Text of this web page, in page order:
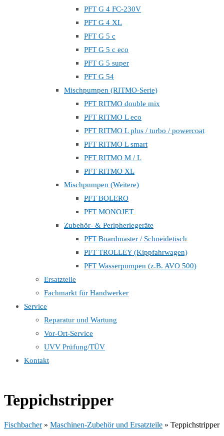
PFT G 4 FC-230V
PFT G 4 XL
PFT G 5 c
PFT G 5 c eco
PFT G 5 super
PFT G 54
Mischpumpen (RITMO-Serie)
PFT RITMO double mix
PFT RITMO L eco
PFT RITMO L plus / turbo / powercoat
PFT RITMO L smart
PFT RITMO M / L
PFT RITMO XL
Mischpumpen (Weitere)
PFT BOLERO
PFT MONOJET
Zubehör- & Peripheriegeräte
PFT Boardmaster / Schneidetisch
PFT TROLLEY (Kippfahrwagen)
PFT Wasserpumpen (z.B. AVO 500)
Ersatzteile
Fachmarkt für Handwerker
Service
Reparatur und Wartung
Vor-Ort-Service
UVV Prüfung/TÜV
Kontakt
Teppichstripper
Fischbacher» Maschinen-Zubehör und Ersatzteile » Teppichstripper